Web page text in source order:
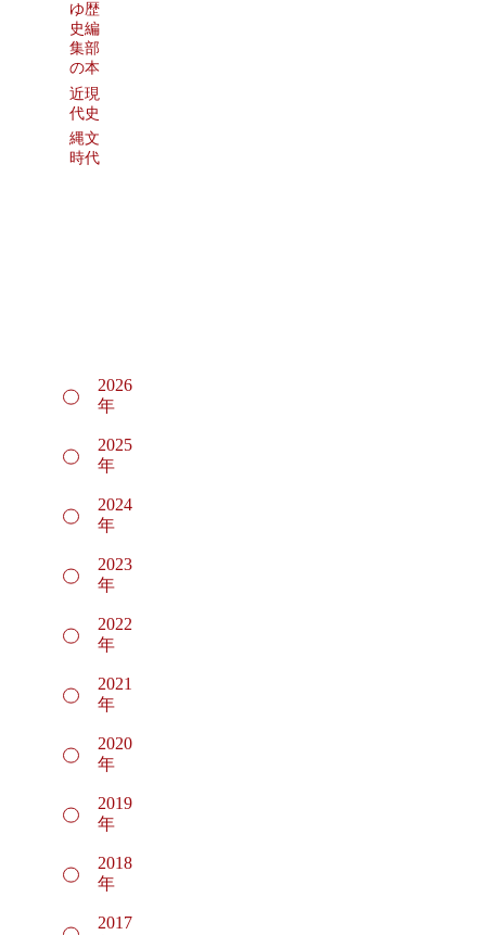
ゆ歴
史編
集部
の本
近現
代史
縄文
時代
2026
年
2025
年
2024
年
2023
年
2022
年
2021
年
2020
年
2019
年
2018
年
2017